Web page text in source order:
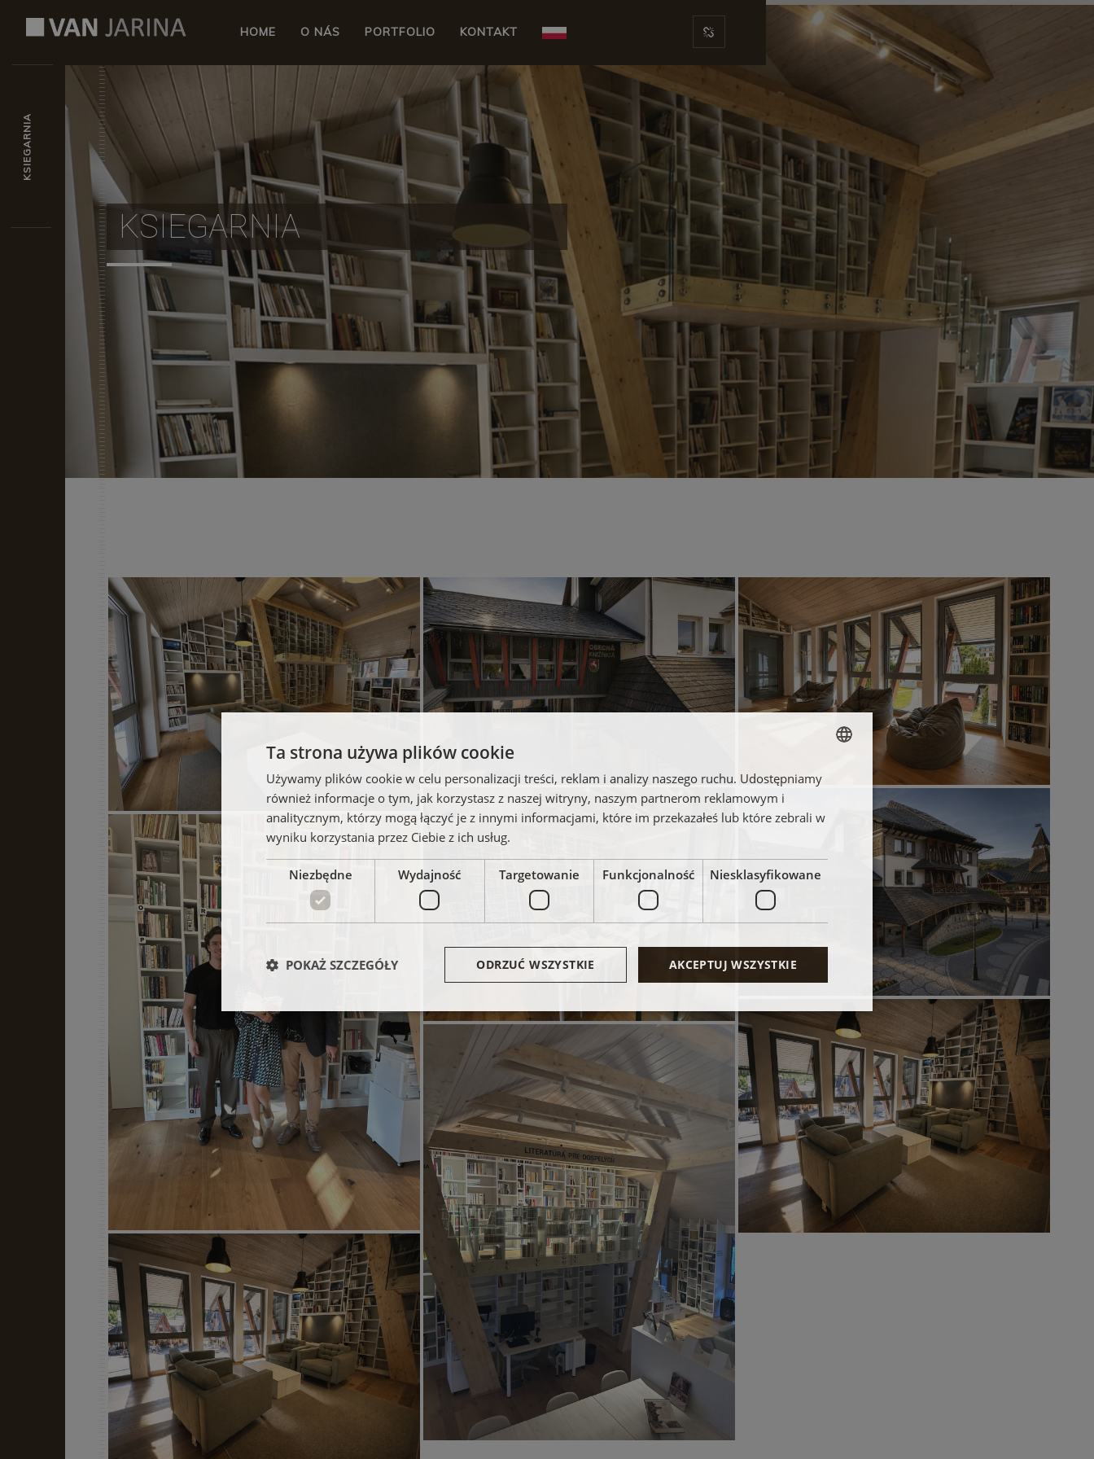
HOME O NÁS PORTFOLIO KONTAKT
KSIEGARNIA
KSIEGARNIA
SLOVAK
POLISH
Ta strona używa plików cookie
Używamy plików cookie w celu personalizacji treści, reklam i analizy naszego ruchu. Udostępniamy
również informacje o tym, jak korzystasz z naszej witryny, naszym partnerom reklamowym i
analitycznym, którzy mogą łączyć je z innymi informacjami, które im przekazałeś lub które zebrali w
wyniku korzystania przez Ciebie z ich usług.
Niezbędne Wydajność Targetowanie Funkcjonalność Niesklasyfikowane
AKCEPTUJ WSZYSTKIE
ODRZUĆ WSZYSTKIE
POKAŻ SZCZEGÓŁY